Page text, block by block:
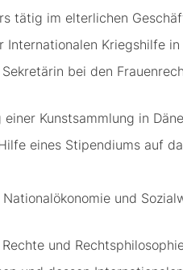
tätig im elterlichen
Internationalen Kriegshilfe in
bei den
Kunstsammlung in
eines Stipendiums auf
und
und